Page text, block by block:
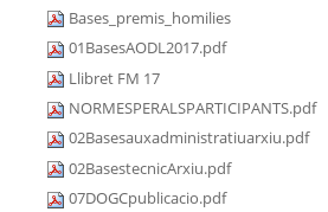
Bases_premis_homilies
01BasesAODL2017.pdf
Llibret FM 17
NORMESPERALSPARTICIPANTS.pdf
02Basesauxadministratiuarxiu.pdf
02BasestecnicArxiu.pdf
07DOGCpublicacio.pdf